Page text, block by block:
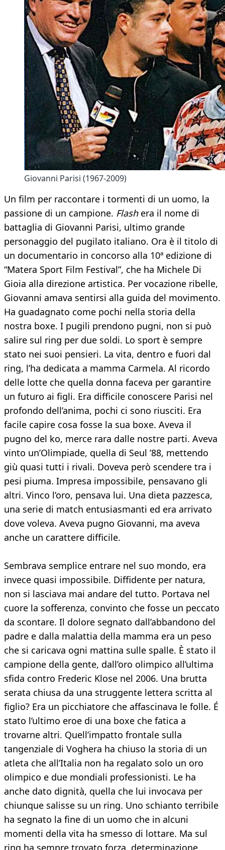
Giovanni Parisi (1967-2009)
Un film per raccontare i tormenti di un uomo, la
passione di un campione. Flashera il nome di
battaglia di Giovanni Parisi, ultimo grande
personaggio del pugilato italiano. Ora è il titolo di
un documentario in concorso alla 10ª edizione di
“Matera Sport Film Festival”, che ha Michele Di
Gioia alla direzione artistica. Per vocazione ribelle,
Giovanni amava sentirsi alla guida del movimento.
Ha guadagnato come pochi nella storia della
nostra boxe. I pugili prendono pugni, non si può
salire sul ring per due soldi. Lo sport è sempre
stato nei suoi pensieri. La vita, dentro e fuori dal
ring, l’ha dedicata a mamma Carmela. Al ricordo
delle lotte che quella donna faceva per garantire
un futuro ai figli. Era difficile conoscere Parisi nel
profondo dell’anima, pochi ci sono riusciti. Era
facile capire cosa fosse la sua boxe. Aveva il
pugno del ko, merce rara dalle nostre parti. Aveva
vinto un’Olimpiade, quella di Seul ’88, mettendo
giù quasi tutti i rivali. Doveva però scendere tra i
pesi piuma. Impresa impossibile, pensavano gli
altri. Vinco l’oro, pensava lui. Una dieta pazzesca,
una serie di match entusiasmanti ed era arrivato
dove voleva. Aveva pugno Giovanni, ma aveva
anche un carattere difficile.
Sembrava semplice entrare nel suo mondo, era
invece quasi impossibile. Diffidente per natura,
non si lasciava mai andare del tutto. Portava nel
cuore la sofferenza, convinto che fosse un peccato
da scontare. Il dolore segnato dall’abbandono del
padre e dalla malattia della mamma era un peso
che si caricava ogni mattina sulle spalle. È stato il
campione della gente, dall’oro olimpico all’ultima
sfida contro Frederic Klose nel 2006. Una brutta
serata chiusa da una struggente lettera scritta al
figlio? Era un picchiatore che affascinava le folle. É
stato l’ultimo eroe di una boxe che fatica a
trovarne altri. Quell’impatto frontale sulla
tangenziale di Voghera ha chiuso la storia di un
atleta che all’Italia non ha regalato solo un oro
olimpico e due mondiali professionisti. Le ha
anche dato dignità, quella che lui invocava per
chiunque salisse su un ring. Uno schianto terribile
ha segnato la fine di un uomo che in alcuni
momenti della vita ha smesso di lottare. Ma sul
ring ha sempre trovato forza, determinazione.